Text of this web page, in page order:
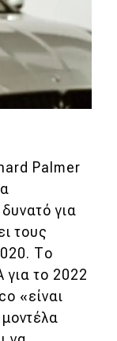
Palmer
για
τους
Το
για το 2022
«είναι